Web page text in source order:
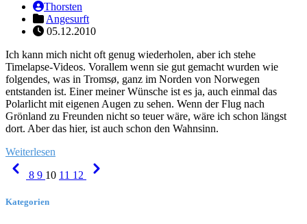
Thorsten
Angesurft
05.12.2010
Ich kann mich nicht oft genug wiederholen, aber ich stehe
Timelapse-Videos. Vorallem wenn sie gut gemacht wurden wie
folgendes, was in Tromsø, ganz im Norden von Norwegen
entstanden ist. Einer meiner Wünsche ist es ja, auch einmal das
Polarlicht mit eigenen Augen zu sehen. Wenn der Flug nach
Grönland zu Freunden nicht so teuer wäre, wäre ich schon längst
dort. Aber das hier, ist auch schon den Wahnsinn.
Weiterlesen
Previous
8 9 10 11 12
Next
Kategorien